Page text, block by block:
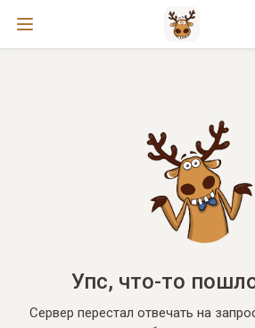
Упс, что-то
Сервер перестал отвечать на